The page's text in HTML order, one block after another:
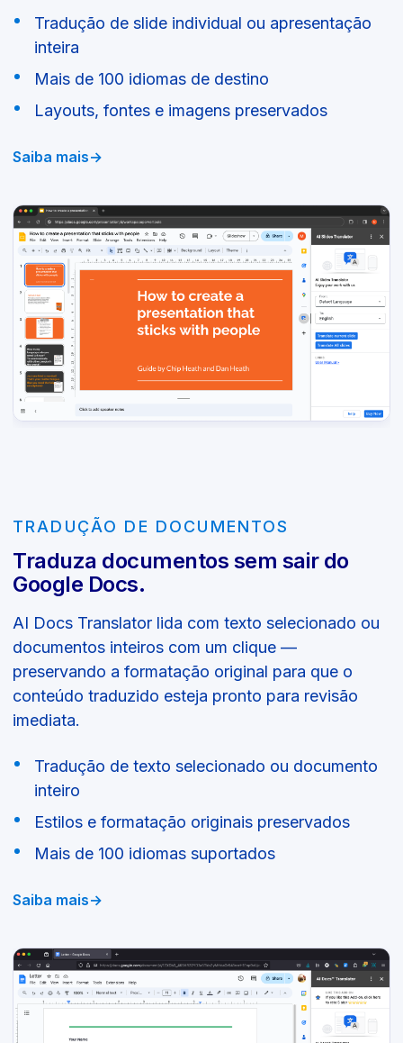
Tradução de slide individual ou apresentação
inteira
Mais de 100 idiomas de destino
Layouts, fontes e imagens preservados
Saiba mais→
TRADUÇÃO DE DOCUMENTOS
Traduza documentos sem sair do
Google Docs.
AI Docs Translator lida com texto selecionado ou
documentos inteiros com um clique —
preservando a formatação original para que o
conteúdo traduzido esteja pronto para revisão
imediata.
Tradução de texto selecionado ou documento
inteiro
Estilos e formatação originais preservados
Mais de 100 idiomas suportados
Saiba mais→